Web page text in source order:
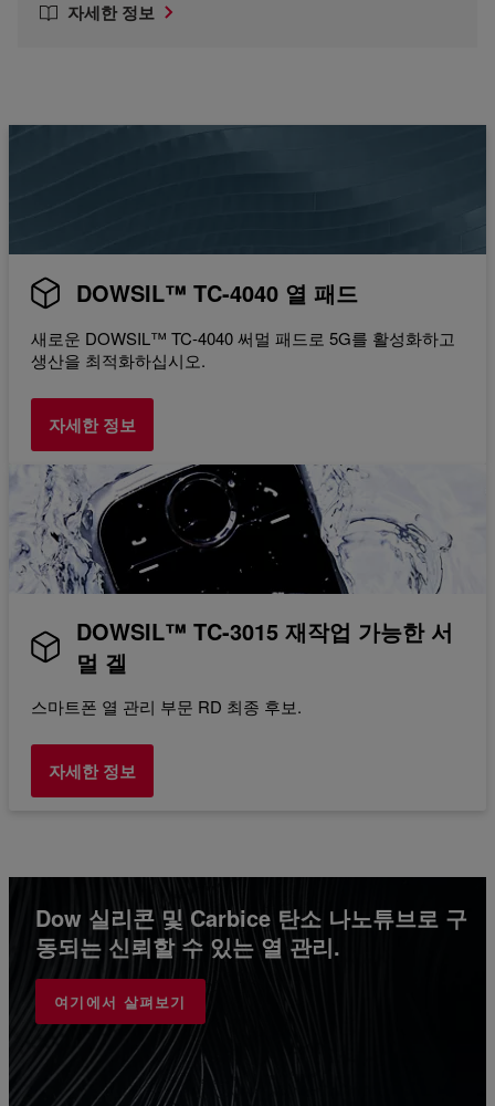
자세한 정보
DOWSIL™ TC-4040 열 패드
새로운 DOWSIL™ TC-4040 써멀 패드로 5G를 활성화하고
생산을 최적화하십시오.
자세한 정보
DOWSIL™ TC-3015 재작업 가능한 서
멀 겔
스마트폰 열 관리 부문 RD 최종 후보.
자세한 정보
Dow 실리콘 및 Carbice 탄소 나노튜브로 구
동되는 신뢰할 수 있는 열 관리.
여기에서 살펴보기